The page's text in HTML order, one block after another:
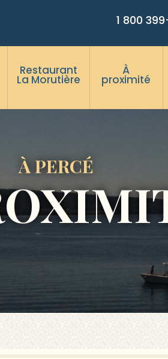
1 800
Restaurant
La Morutière
À
proximité
À PERCÉ